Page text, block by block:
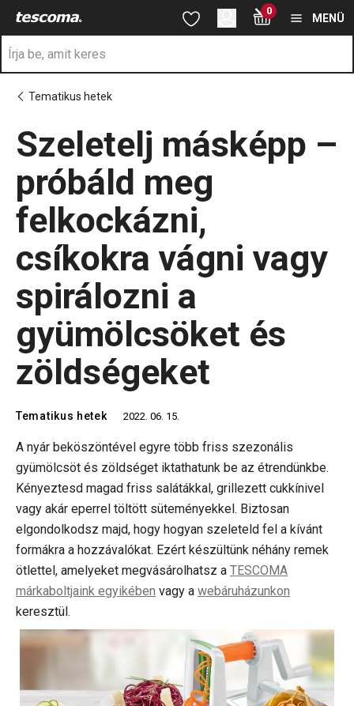
A Szeletelj másképp – próbáld meg felkockázni, csíkokra
Ugrás a fő tartalomhoz
Ugrás a kereséshez
Ugrás a navigációhoz 0
MENÜ
Tematikus hetek
Szeletelj másképp –
próbáld meg
felkockázni,
csíkokra vágni vagy
spirálozni a
gyümölcsöket és
zöldségeket
Tematikus hetek 2022. 06. 15.
A nyár beköszöntével egyre több friss szezonális
gyümölcsöt és zöldséget iktathatunk be az étrendünkbe.
Kényeztesd magad friss salátákkal, grillezett cukkínivel
vagy akár eperrel töltött süteményekkel. Biztosan
elgondolkodsz majd, hogy hogyan szeleteld fel a kívánt
formákra a hozzávalókat. Ezért készültünk néhány remek
ötlettel, amelyeket megvásárolhatsz a TESCOMA
márkaboltjaink egyikében vagy a webáruházunkon
keresztül.